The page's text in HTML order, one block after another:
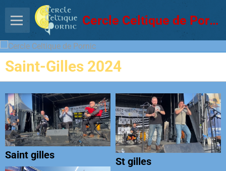
Cercle Celtique de Pornic
Saint-Gilles 2024
Saint gilles
St gilles